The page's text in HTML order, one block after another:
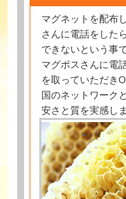
マグネットを配布
さんに電話をした
できないという事
マグポスさんに電
を取っていただき
国のネットワーク
安さと質を実感し